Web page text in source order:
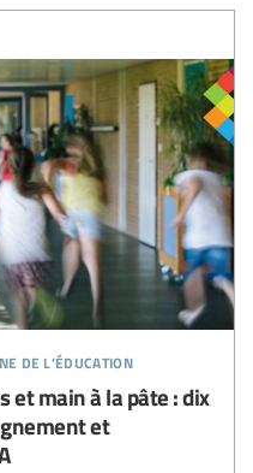
de l’éducation
et main à la pâte : dix
et